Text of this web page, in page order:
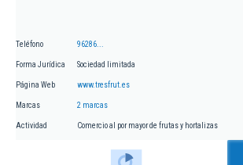
Teléfono 96286...
Forma Jurídica Sociedad limitada
Página Web www.tresfrut.es
Marcas 2 marcas
Actividad Comercio al por mayor de frutas y hortalizas